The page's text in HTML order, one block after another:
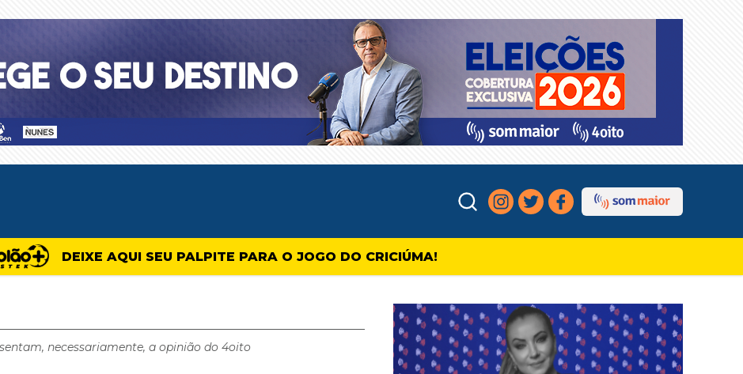
DEIXE AQUI SEU PALPITE PARA O JOGO DO CRICIÚMA!
necessariamente, a opinião do 4oito